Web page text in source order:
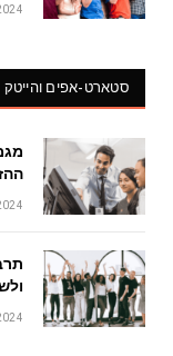
סטארט-אפים והייטק